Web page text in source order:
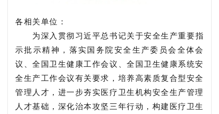
各相关单位：
为深入贯彻习近平总书记关于安全生产重要指
示批示精神，落实国务院安全生产委员会全体会
议、全国卫生健康工作会议、全国卫生健康系统安
全生产工作会议有关要求，培养高素质复合型安全
管理人才，进一步夯实医疗卫生机构安全生产管理
人才基础，深化治本攻坚三年行动，构建医疗卫生